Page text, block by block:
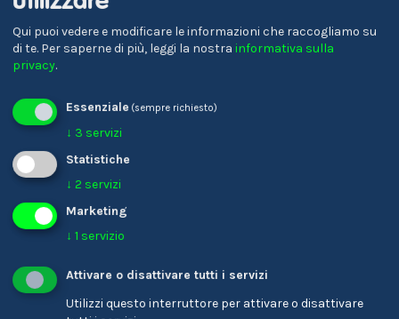
Qui puoi vedere e modificare le informazioni che raccogliamo su
di te. Per saperne di più, leggi la nostra informativa sulla
privacy.
Essenziale (sempre richiesto)
↓ 3 servizi
Statistiche
↓ 2 servizi
Marketing
↓ 1 servizio
Attivare o disattivare tutti i servizi
Utilizzi questo interruttore per attivare o disattivare